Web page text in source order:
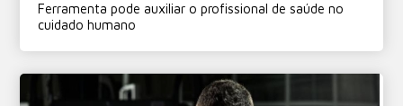
Ferramenta pode auxiliar o profissional de saúde no
cuidado humano